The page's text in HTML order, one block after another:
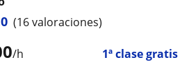
/h 1ª clase gratis
(16 valoraciones)